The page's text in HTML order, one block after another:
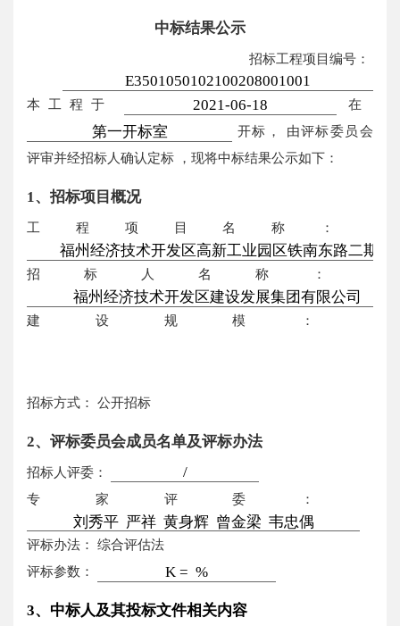
中标结果公示
招标工程项目编号：
本工程于
在
开标，
由评标委员会
评审并经招标人确认定标 ，现将中标结果公示如下：
1、招标项目概况
工程项目名称：
招标人名称：
建设规模：
招标方式： 公开招标
2、评标委员会成员名单及评标办法
招标人评委：
专家评委：
评标办法：
综合评估法
评标参数：
3、中标人及其投标文件相关内容